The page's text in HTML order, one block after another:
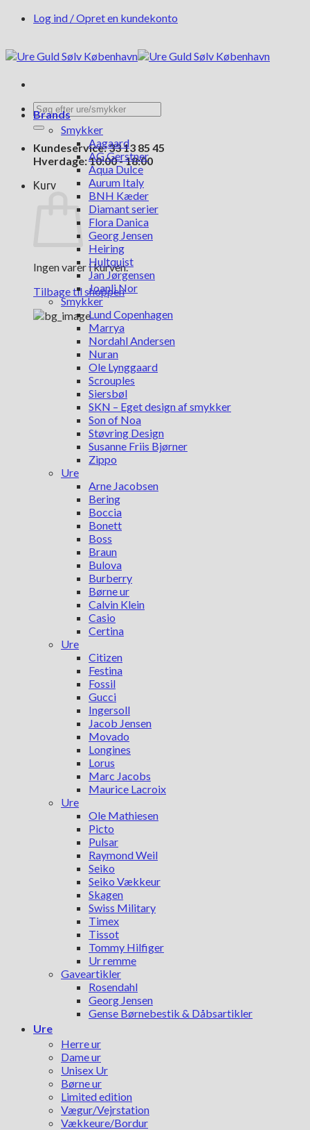
FortsætLog ind / Opret en kundekonto
Søg
efter:
Kundeservice: 33 13 85 45
Hverdage: 10:00 - 18:00
Kurv
Ingen varer i kurven.
Tilbage til shoppen
Brands
Smykker
Aagaard
AG Gerstner
Aqua Dulce
Aurum Italy
BNH Kæder
Diamant serier
Flora Danica
Georg Jensen
Heiring
Hultquist
Jan Jørgensen
Joanli Nor
Smykker
Lund Copenhagen
Marrya
Nordahl Andersen
Nuran
Ole Lynggaard
Scrouples
Siersbøl
SKN – Eget design af smykker
Son of Noa
Støvring Design
Susanne Friis Bjørner
Zippo
Ure
Arne Jacobsen
Bering
Boccia
Bonett
Boss
Braun
Bulova
Burberry
Børne ur
Calvin Klein
Casio
Certina
Ure
Citizen
Festina
Fossil
Gucci
Ingersoll
Jacob Jensen
Movado
Longines
Lorus
Marc Jacobs
Maurice Lacroix
Ure
Ole Mathiesen
Picto
Pulsar
Raymond Weil
Seiko
Seiko Vækkeur
Skagen
Swiss Military
Timex
Tissot
Tommy Hilfiger
Ur remme
Gaveartikler
Rosendahl
Georg Jensen
Gense Børnebestik & Dåbsartikler
Ure
Herre ur
Dame ur
Unisex Ur
Børne ur
Limited edition
Vægur/Vejrstation
Vækkeure/Bordur